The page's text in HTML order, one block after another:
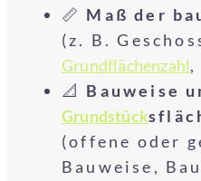
📏 Maß der
(z. B.
Grundflächenzahl,
📐 Bauweise
Grundstück
(offene oder
Bauweise,